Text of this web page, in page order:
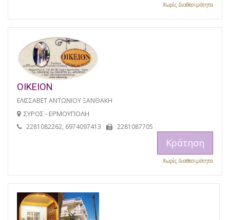
Χωρίς διαθεσιμότητα
ΟΙΚΕΙΟΝ
ΕΛΙΣΣΑΒΕΤ ΑΝΤΩΝΙΟΥ ΞΑΝΘΑΚΗ
ΣΥΡΟΣ - ΕΡΜΟΥΠΟΛΗ
2281082262, 6974097413 2281087705
Κράτηση
Χωρίς διαθεσιμότητα